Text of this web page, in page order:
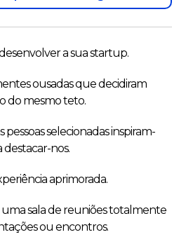
a sua startup.
ousadas que decidiram
do mesmo teto.
pessoas selecionadas inspiram-
destacar-nos.
aprimorada.
sala de reuniões totalmente
ou encontros.